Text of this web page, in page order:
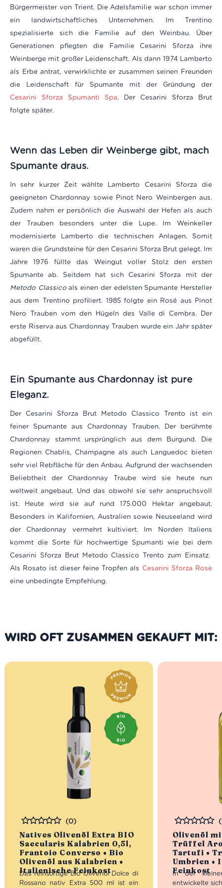
Bürgermeister von Trient. Die Adelsfamilie war schon immer
ein landwirtschaftliches Unternehmen. Im Trentino
spezialisierte sich die Familie auf den Weinbau. Über
Generationen pflegten die Familie Cesarini Sforza ihre
Weinberge mit großer Leidenschaft. Als dann 1974 Lamberto
als Erbe antrat, verwirklichte er zusammen seinen Freunden
die Leidenschaft für Spumante mit der Gründung der
Cesarini Sforza Spumanti Spa. Der Cesarini Sforza Brut
folgte später.
Wenn das Leben dir Weinberge gibt, mach
Spumante draus.
In sehr kurzer Zeit wählte Lamberto Cesarini Sforza die
geeigneten Chardonnay sowie Pinot Nero Weinbergen aus.
Zudem nahm er persönlich die Auswahl der Hefen als auch
der Trauben besonders unter die Lupe. Im Weinkeller
modernisierte Lamberto die technischen Anlagen. Somit
waren die Grundsteine für den Cesarini Sforza Brut gelegt. Im
Jahre 1976 füllte das Weingut voller Stolz den ersten
Spumante ab. Seitdem hat sich Cesarini Sforza mit der
Metodo Classicoals einen der edelsten Spumante Hersteller
aus dem Trentino profiliert. 1985 folgte ein Rosé aus Pinot
Nero Trauben vom den Hügeln des Valle di Cembra. Der
erste Riserva aus Chardonnay Trauben wurde ein Jahr später
abgefüllt.
Ein Spumante aus Chardonnay ist pure
Eleganz.
Der Cesarini Sforza Brut Metodo Classico Trento ist ein
feiner Spumante aus Chardonnay Trauben. Der berühmte
Chardonnay stammt ursprünglich aus dem Burgund. Die
Regionen Chablis, Champagne als auch Languedoc bieten
sehr viel Rebfläche für den Anbau. Aufgrund der wachsenden
Beliebtheit der Chardonnay Traube wird sie heute nun
weltweit angebaut. Und das obwohl sie sehr anspruchsvoll
ist. Heute wird sie auf rund 175.000 Hektar angebaut.
Besonders in Kalifornien, Australien sowie Neuseeland wird
der Chardonnay vermehrt kultiviert. Im Norden Italiens
kommt die Sorte für hochwertige Spumanti wie bei dem
Cesarini Sforza Brut Metodo Classico Trento zum Einsatz.
Als Rosato ist dieser feine Tropfen als Cesarini Sforza Rosè
eine unbedingte Empfehlung.
WIRD OFT ZUSAMMEN GEKAUFT MIT:
Natives Olivenöl Extra BIO
Saecularis Kalabrien 0,5l,
Frantoio Converso • Bio
Olivenöl aus Kalabrien •
Italienische Feinkost
Bewertet
(0)
Das reinsortige Bio Olivenöl Dolce di
Rossano nativ Extra 500 ml ist ein
Olivenöl
Trüffel
Tartufi •
Umbrien •
Feinkost
Bewertet
In der
entwickelte